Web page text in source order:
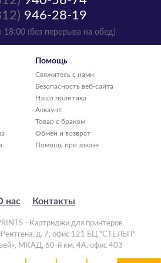
946-28-19
18:00 (без перерыва на обед)
Помощь
Свяжитесь с нами
Безопасность веб-сайта
Наша политика
Аккаунт
Товар с браком
Обмен и возврат
Помощь при заказе
нас Контакты
- Картриджи для принтеров
Рентгена, д. 7, офис 121 БЦ "СТЕЛЬП"
МКАД, 60-й км, 4А, офис 403